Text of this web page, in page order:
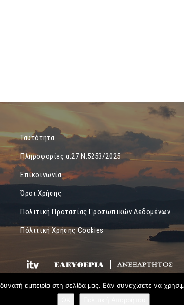
Ταυτότητα
Πληροφορίες α.27 Ν.5253/2025
Επικοινωνία
Όροι Χρήσης
Πολιτική Προτασίας Προσωπικών Δεδομένων
Πόλιτική Χρήσης Cookies
εμπειρία στη σελίδα μας. Εάν συνεχίσετε να